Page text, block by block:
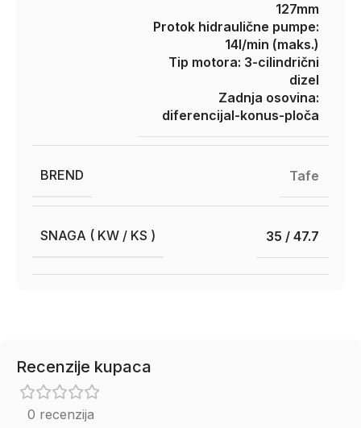
127mm
Protok hidraulične pumpe:
14l/min (maks.)
Tip motora: 3-cilindrični
dizel
Zadnja osovina:
diferencijal-konus-ploča
BREND Tafe
SNAGA ( KW / KS ) 35 / 47.7
Recenzije kupaca
0 recenzija